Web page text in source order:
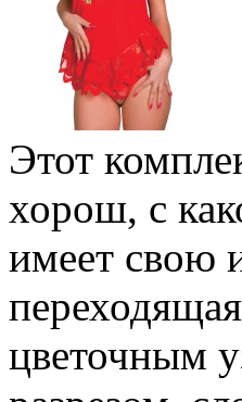
Этот
хорош, с
имеет свою
цветочным